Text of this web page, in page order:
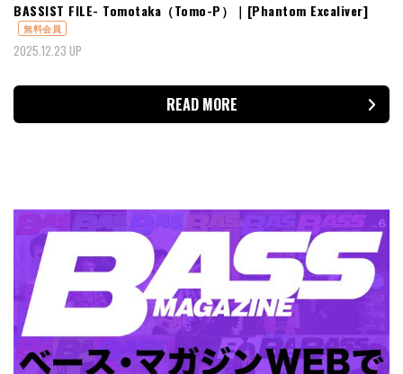
BASSIST FILE- Tomotaka（Tomo-P）｜[Phantom Excaliver]
無料会員
2025.12.23 UP
READ MORE